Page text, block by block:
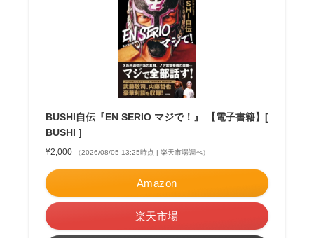
BUSHI自伝『EN SERIO マジで！』 【電子書籍】[
BUSHI ]
¥2,000 （2026/08/05 13:25時点 | 楽天市場調べ）
Amazon
楽天市場